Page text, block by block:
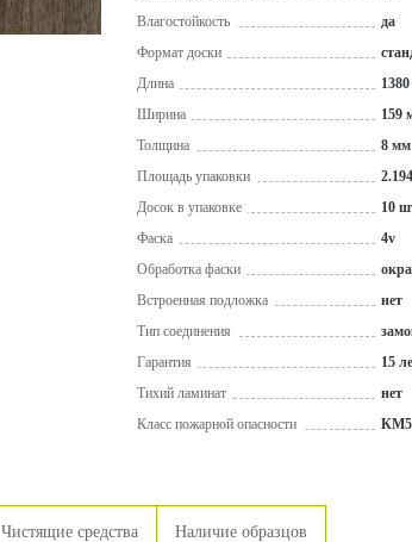
Влагостойкость
да
Формат доски
Длина
Ширина
159
Толщина
8 мм
Площадь упаковки
Досок в упаковке
10
Фаска
4v
Обработка фаски
Встроенная подложка
нет
Тип соединения
Гарантия
15
Тихий ламинат
нет
Класс пожарной опасности
КМ5
Чистящие средства Наличие образцов